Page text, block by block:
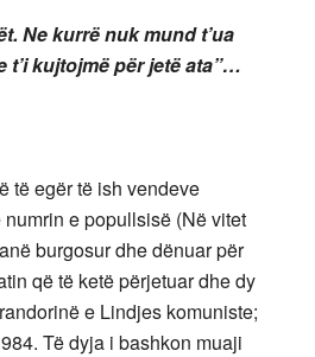
Ne kurrë nuk mund t’ua
t’i kujtojmë për jetë ata”…
egër të ish vendeve
e popullsisë (Në vitet
burgosur dhe dënuar për
që të ketë përjetuar dhe dy
e Lindjes komuniste;
Të dyja i bashkon muaji